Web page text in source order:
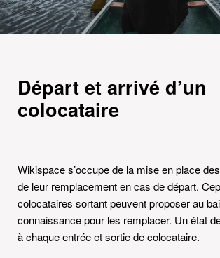
Départ et arrivé d’un
colocataire
Wikispace s’occupe de la mise en place
de leur remplacement en cas de départ.
colocataires sortant peuvent proposer au
connaissance pour les remplacer. Un état
à chaque entrée et sortie de colocataire.